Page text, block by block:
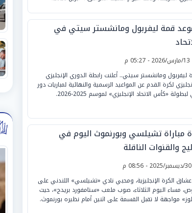
قمة ليفربول ومانشستر سيتي في
ليفربول ومانشستر سيتي.. أعلنت رابطة الدوري الإنجليزي
لكرة القدم عن المواعيد الرسمية والنهائية لمباريات دور
«كأس الاتحاد الإنجليزي» لموسم 2025-2026.
تشيلسي وبورنموث اليوم في
والقنوات الناقلة
عشاق الكرة الإنجليزية، ومحبي نادي «تشيلسي» اللندني على
مساء اليوم الثلاثاء، صوب ملعب «ستامفورد بريدج»، حيث
مواجهة لا تقبل القسمة على اثنين أمام نظيره بورنموث.